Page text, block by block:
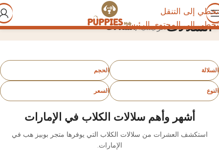
تخطي إلى التنقل
تخطي إلى المحتوى الرئيسي
السلالاتالرئيسية/السلالات
السلالة الحجم
النوع السعر
أشهر وأهم سلالات الكلاب في الإمارات
استكشف العشرات من سلالات الكلاب التي يوفرها متجر بوبيز هب في
الإمارات.